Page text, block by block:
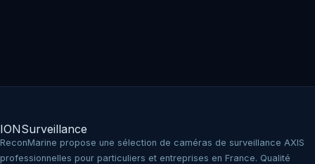
IONSurveillance
ReconMarine propose une sélection de caméras de surveillance AXIS
professionnelles pour particuliers et entreprises en France. Qualité